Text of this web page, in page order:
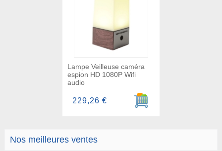
Nos meilleures ventes
Lampe Veilleuse caméra
espion HD 1080P Wifi
audio
Ajouter au panier
229,26 €